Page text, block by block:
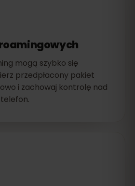
mogą szybko się
przedpłacony pakiet
i zachowaj kontrolę nad